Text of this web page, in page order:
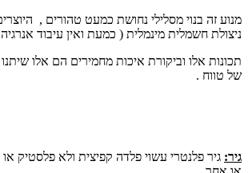
מנוע זה בנוי מסלילי נחושת כמעט טהורים ,
ניצולת חשמלית מינמלית ( כמעת ואין עיבוד
תכונות אלו וביקורת איכות מחמירים הם אלו
של טווח .
גיר: גיר פלנטרי עשוי פלדה קפיצית ולא פלסטיק